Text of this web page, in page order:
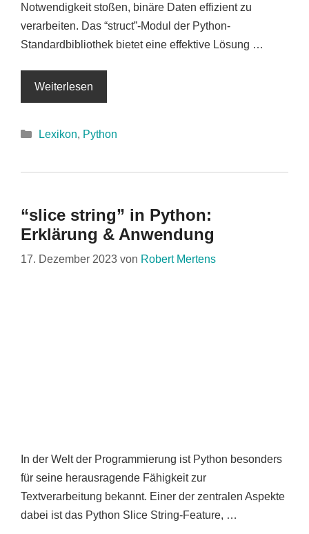
Notwendigkeit stoßen, binäre Daten effizient zu
verarbeiten. Das “struct”-Modul der Python-
Standardbibliothek bietet eine effektive Lösung …
Weiterlesen
Kategorien
Lexikon, Python
“slice string” in Python:
Erklärung & Anwendung
17. Dezember 2023 von Robert Mertens
In der Welt der Programmierung ist Python besonders
für seine herausragende Fähigkeit zur
Textverarbeitung bekannt. Einer der zentralen Aspekte
dabei ist das Python Slice String-Feature, …